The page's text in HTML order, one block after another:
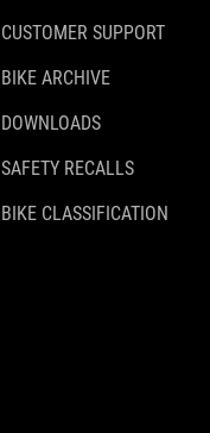
CUSTOMER SUPPORT
BIKE ARCHIVE
DOWNLOADS
SAFETY RECALLS
BIKE CLASSIFICATION